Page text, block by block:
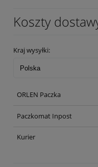
Koszty
Cena nie zawiera
Kraj wysyłki:
ORLEN Paczka
Paczkomat Inpost
Kurier